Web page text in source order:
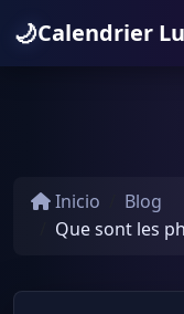
🌙Calendrier
Inicio
Blog
Que sont les